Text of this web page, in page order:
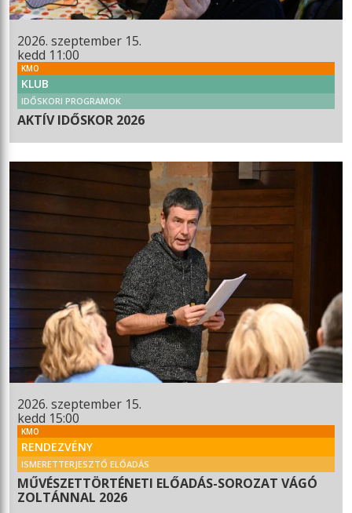
2026. szeptember 15.
kedd 11:00
KMO
KLUB
IDŐSKORI PROGRAMOK
AKTÍV IDŐSKOR 2026
2026. szeptember 15.
kedd 15:00
KMO
RENDEZVÉNY
ISMERETTERJESZTŐ ELŐADÁS
MŰVÉSZETTÖRTÉNETI ELŐADÁS-SOROZAT VÁGÓ
ZOLTÁNNAL 2026